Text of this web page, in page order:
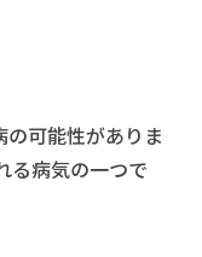
可能性がありま
る病気の一つで